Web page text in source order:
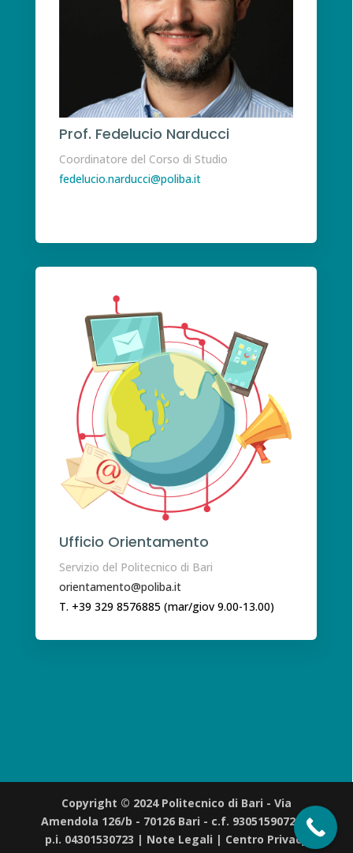
Prof. Fedelucio Narducci
Coordinatore del Corso di Studio
fedelucio.narducci@poliba.it
Ufficio Orientamento
Servizio del Politecnico di Bari
orientamento@poliba.it
T. +39 329 8576885 (mar/giov 9.00-13.00)
Copyright © 2024 Politecnico di Bari - Via
Amendola 126/b - 70126 Bari - c.f. 93051590722 |
p.i. 04301530723 | Note Legali | Centro Privacy